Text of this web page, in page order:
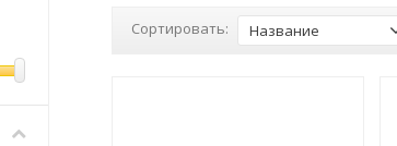
Сортировать: Название